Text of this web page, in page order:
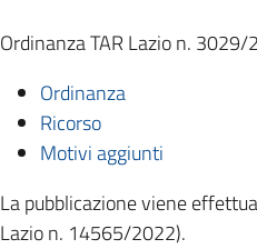
Ordinanza TAR Lazio n.
Ordinanza
Ricorso
Motivi aggiunti
La pubblicazione viene
Lazio n. 14565/2022).